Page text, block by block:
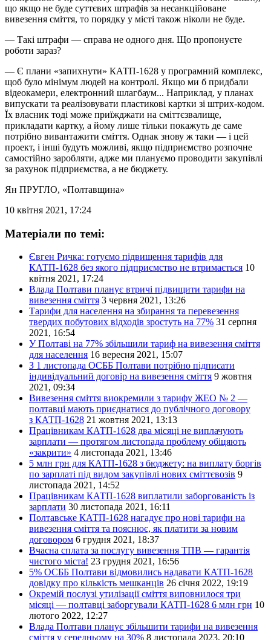
що якщо не буде суттєвих штрафів за несанкційоване
вивезення сміття, то порядку у місті також ніколи не буде.
— Такі штрафи — справа не одного дня. Що пропонуєте
роботи зараз?
— Є плани «запихнути» КАТП-1628 у програмний комплекс,
щоб було мінімум людей на контролі. Якщо ми б придбали
відеокамери, електронний шлагбаум... Наприклад, у планах
випускати та реалізовувати пластикові картки зі штрих-кодом.
Їх власник тоді може приїжджати на сміттєзвалище,
прикладати картку, а йому лише тільки покажуть де саме
потрібно вивантажити сміття. Однак знову ж таки — і цей
проект, і інші будуть можливі, якщо підприємство розпочне
самостійно заробляти, адже ми плануємо проводити закупівлі
за рахунок підприємства, а не бюджету.
Ян ПРУГЛО, «Полтавщина»
10 квітня 2021, 17:24
Матеріали по темі:
Євген Ричка: готуємо підвищення тарифів для
КАТП-1628 без якого підприємство не втримається 10
квітня 2021, 17:24
Влада Полтави планує втричі підвищити тарифи на
вивезення сміття 3 червня 2021, 13:26
Тарифи для населення на збирання та перевезення
твердих побутових відходів зростуть на 77% 31 серпня
2021, 16:54
У Полтаві на 77% збільшили тариф на вивезення сміття
для населення 16 вересня 2021, 15:07
З 1 листопада ОСББ Полтави потрібно підписати
індивідуальний договір на вивезення сміття 9 жовтня
2021, 09:34
Вивезення сміття виокремили з тарифу ЖЕО № 2 —
полтавці мають приєднатися до публічного договору
з КАТП-1628 21 жовтня 2021, 13:13
Працівникам КАТП-1628 два місяці не виплачують
зарплати — протягом листопада проблему обіцяють
«закрити» 4 листопада 2021, 13:46
5 млн грн для КАТП-1628 з бюджету: на виплату боргів
по зарплаті під видом закупівлі нових сміттєвозів 9
листопада 2021, 14:52
Працівникам КАТП-1628 виплатили заборгованість із
зарплати 30 листопада 2021, 16:11
Полтавське КАТП-1628 нагадує про нові тарифи на
вивезення сміття та пояснює, як платити за новим
договором 6 грудня 2021, 18:37
Вчасна сплата за послугу вивезення ТПВ — гарантія
чистого міста! 23 грудня 2021, 16:56
5% ОСББ Полтави відмовились надавати КАТП-1628
довідку про кількість мешканців 26 січня 2022, 19:19
Окремій послузі утилізації сміття виповнилося три
місяці — полтавці заборгували КАТП-1628 6 млн грн 10
лютого 2022, 12:27
Влада Полтави планує збільшити тарифи на вивезення
сміття у середньому на 30% 8 листопада 2023, 20:10